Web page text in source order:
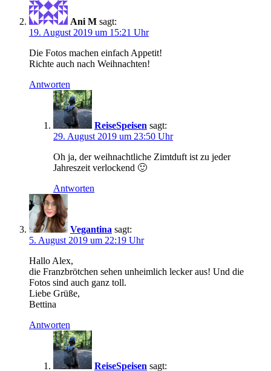
Ani M sagt:
19. August 2019 um 15:21 Uhr
Die Fotos machen einfach Appetit!
Richte auch nach Weihnachten!
Antworten
ReiseSpeisen sagt:
29. August 2019 um 23:50 Uhr
Oh ja, der weihnachtliche Zimtduft ist zu jeder
Jahreszeit verlockend 🙂
Antworten
Vegantina sagt:
5. August 2019 um 22:19 Uhr
Hallo Alex,
die Franzbrötchen sehen unheimlich lecker aus! Und die
Fotos sind auch ganz toll.
Liebe Grüße,
Bettina
Antworten
ReiseSpeisen sagt: